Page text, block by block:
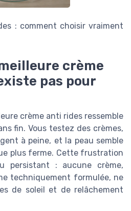
: comment choisir vraiment
crème
pas pour
crème anti rides ressemble
fin. Vous testez des crèmes,
à peine, et la peau semble
plus ferme. Cette frustration
persistant : aucune crème,
techniquement formulée, ne
de soleil et de relâchement